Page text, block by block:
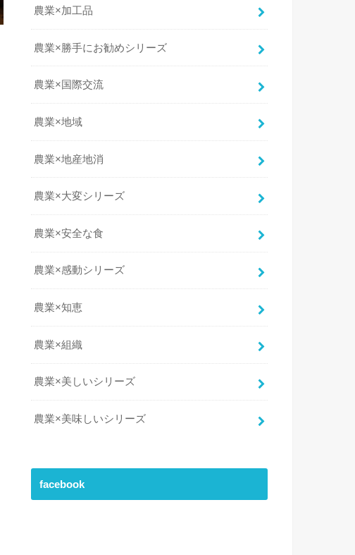
農業×加工品
農業×勝手にお勧めシリーズ
農業×国際交流
農業×地域
農業×地産地消
農業×大変シリーズ
農業×安全な食
農業×感動シリーズ
農業×知恵
農業×組織
農業×美しいシリーズ
農業×美味しいシリーズ
facebook